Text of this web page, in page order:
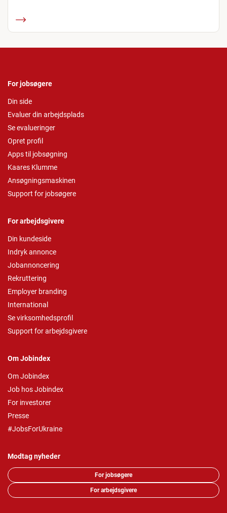
For jobsøgere
Din side
Evaluer din arbejdsplads
Se evalueringer
Opret profil
Apps til jobsøgning
Kaares Klumme
Ansøgningsmaskinen
Support for jobsøgere
For arbejdsgivere
Din kundeside
Indryk annonce
Jobannoncering
Rekruttering
Employer branding
International
Se virksomhedsprofil
Support for arbejdsgivere
Om Jobindex
Om Jobindex
Job hos Jobindex
For investorer
Presse
#JobsForUkraine
Modtag nyheder
For jobsøgere
For arbejdsgivere